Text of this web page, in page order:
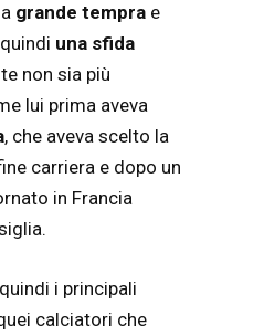
grande tempra e
una sfida
non sia più
lui prima aveva
, che aveva scelto la
carriera e dopo un
in Francia
i principali
calciatori che